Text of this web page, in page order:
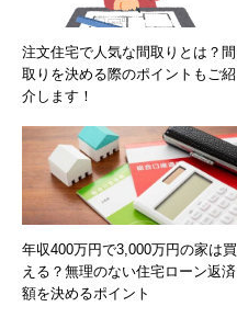
注文住宅で人気な間取りとは？間
取りを決める際のポイントもご紹
介します！
年収400万円で3,000万円の家は買
える？無理のない住宅ローン返済
額を決めるポイント